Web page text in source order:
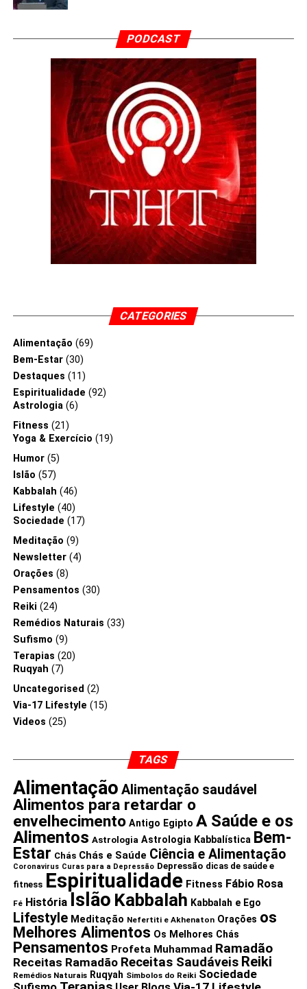
PODCAST
CATEGORIES
Alimentação (69)
Bem-Estar(30)
Destaques (11)
Espiritualidade (92)
Astrologia(6)
Fitness (21)
Yoga & Exercício (19)
Humor(5)
Islão (57)
Kabbalah (46)
Lifestyle (40)
Sociedade (17)
Meditação (9)
Newsletter(4)
Orações (8)
Pensamentos (30)
Reiki (24)
Remédios Naturais (33)
Sufismo (9)
Terapias (20)
Ruqyah (7)
Uncategorised (2)
Via-17 Lifestyle (15)
Videos (25)
TAGS
Alimentação Alimentação saudável
Alimentos para retardar o
envelhecimento Antigo Egipto A Saúde e os
Alimentos Astrologia Astrologia Kabbalística Bem-
Estar Chás Chás e Saúde Ciência e Alimentação
Coronavirus Curas para a Depressão Depressão dicas de saúde e
fitness Espiritualidade Fitness Fábio Rosa
Fé História Islão Kabbalah Kabbalah e Ego
Lifestyle Meditação Nefertiti e Akhenaton Orações os
Melhores Alimentos Os Melhores Chás
Pensamentos Profeta Muhammad Ramadão
Receitas Ramadão Receitas Saudáveis Reiki
Remédios Naturais Ruqyah Simbolos do Reiki Sociedade